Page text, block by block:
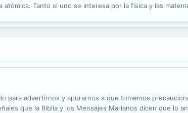
Tanto si uno se interesa por la física y las
para advertirnos y apurarnos a que tomemos
que la Biblia y los Mensajes Marianos dicen que lo